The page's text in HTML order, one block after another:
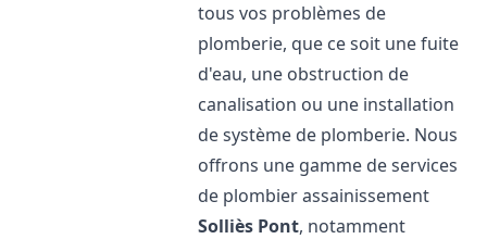
tous vos problèmes de
plomberie, que ce soit une fuite
d'eau, une obstruction de
canalisation ou une installation
de système de plomberie. Nous
offrons une gamme de services
de plombier assainissement
Solliès Pont, notamment